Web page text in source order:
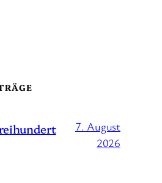
7. August
2026